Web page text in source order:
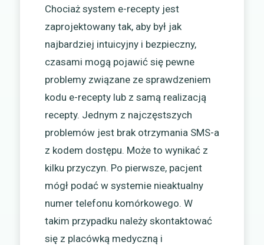
Chociaż system e-recepty jest
zaprojektowany tak, aby był jak
najbardziej intuicyjny i bezpieczny,
czasami mogą pojawić się pewne
problemy związane ze sprawdzeniem
kodu e-recepty lub z samą realizacją
recepty. Jednym z najczęstszych
problemów jest brak otrzymania SMS-a
z kodem dostępu. Może to wynikać z
kilku przyczyn. Po pierwsze, pacjent
mógł podać w systemie nieaktualny
numer telefonu komórkowego. W
takim przypadku należy skontaktować
się z placówką medyczną i